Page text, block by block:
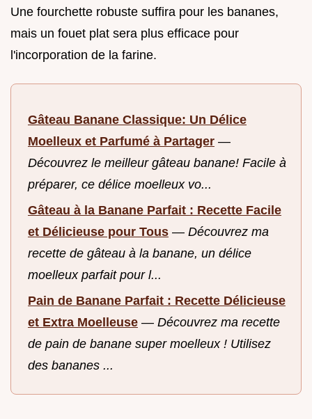
Une fourchette robuste suffira pour les bananes,
mais un fouet plat sera plus efficace pour
l'incorporation de la farine.
Gâteau Banane Classique: Un Délice
Moelleux et Parfumé à Partager —
Découvrez le meilleur gâteau banane! Facile à
préparer, ce délice moelleux vo...
Gâteau à la Banane Parfait : Recette Facile
et Délicieuse pour Tous — Découvrez ma
recette de gâteau à la banane, un délice
moelleux parfait pour l...
Pain de Banane Parfait : Recette Délicieuse
et Extra Moelleuse — Découvrez ma recette
de pain de banane super moelleux ! Utilisez
des bananes ...